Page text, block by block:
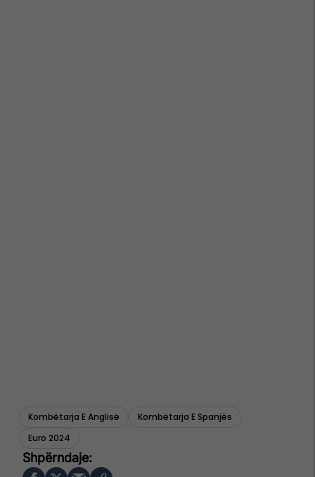
Kombëtarja E Anglisë
Kombëtarja E Spanjës
Euro 2024